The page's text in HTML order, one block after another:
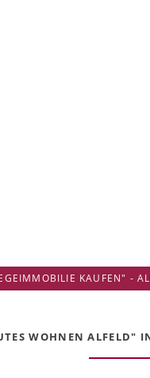
KAUFEN" -
WOHNEN ALFELD"